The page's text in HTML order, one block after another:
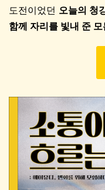
도전이었던 오늘의 청
함께 자리를 빛내 준